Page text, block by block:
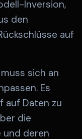
Inversion,
den
auf
sich an
Es
auf Daten zu
die
und deren